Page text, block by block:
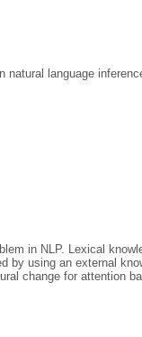
natural language
in NLP. Lexical
by using an external
change for attention